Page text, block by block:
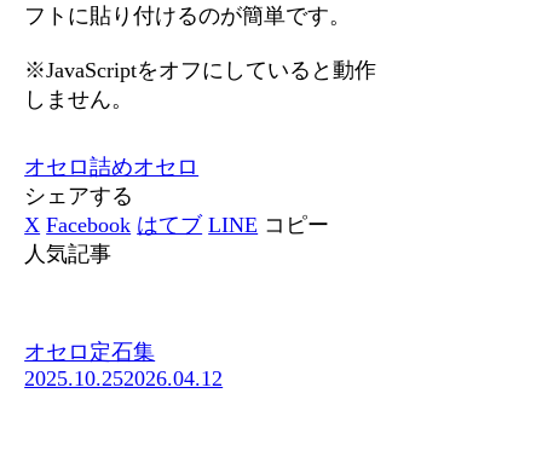
フトに貼り付けるのが簡単です。
※JavaScriptをオフにしていると動作
しません。
オセロ詰めオセロ
シェアする
X Facebook はてブ LINE コピー
人気記事
オセロ定石集
2025.10.252026.04.12